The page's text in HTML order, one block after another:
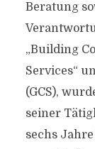
Beratung
„Building
Services“
(GCS),
seiner
sechs